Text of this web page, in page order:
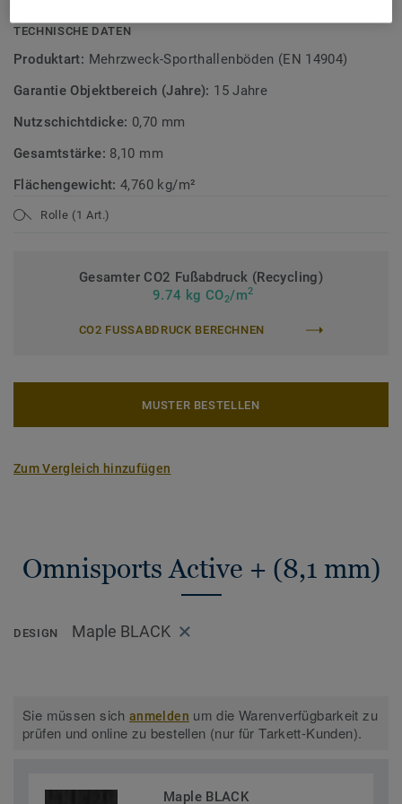
TECHNISCHE DATEN
Produktart: Mehrzweck-Sporthallenböden (EN 14904)
Garantie Objektbereich (Jahre): 15 Jahre
Nutzschichtdicke: 0,70 mm
Gesamtstärke: 8,10 mm
Flächengewicht:4,760 kg/m²
Rolle (1 Art.)
Gesamter CO2 Fußabdruck (Recycling)
9.74 kg CO2/m2
CO2 FUSSABDRUCK BERECHNEN
MUSTER BESTELLEN
Zum Vergleich hinzufügen
Omnisports Active + (8,1 mm)
DESIGN Maple BLACK
Sie müssen sichanmelden um die Warenverfügbarkeit zu
prüfen und online zu bestellen (nur für Tarkett-Kunden).
Maple BLACK